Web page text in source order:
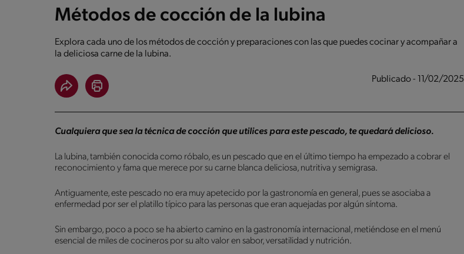
Métodos de cocción de la lubina
Explora cada uno de los métodos de cocción y preparaciones con las que puedes cocinar y acompañar a
la deliciosa carne de la lubina.
Publicado - 11/02/2025
Cualquiera que sea la técnica de cocción que utilices para este pescado, te quedará delicioso.
La lubina, también conocida como róbalo, es un pescado que en el último tiempo ha empezado a cobrar el
reconocimiento y fama que merece por su carne blanca deliciosa, nutritiva y semigrasa.
Antiguamente, este pescado no era muy apetecido por la gastronomía en general, pues se asociaba a
enfermedad por ser el platillo típico para las personas que eran aquejadas por algún síntoma.
Sin embargo, poco a poco se ha abierto camino en la gastronomía internacional, metiéndose en el menú
esencial de miles de cocineros por su alto valor en sabor, versatilidad y nutrición.